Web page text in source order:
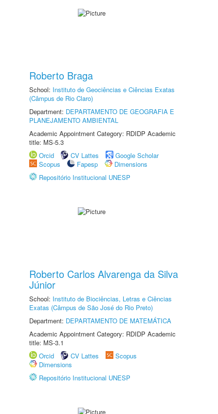
Roberto Braga
School: Instituto de Geociências e Ciências Exatas
(Câmpus de Rio Claro)
Department: DEPARTAMENTO DE GEOGRAFIA E
PLANEJAMENTO AMBIENTAL
Academic Appointment Category: RDIDP Academic
title: MS-5.3
Orcid
CV Lattes
Google Scholar
Scopus
Fapesp
Dimensions
Repositório Institucional UNESP
Roberto Carlos Alvarenga da Silva
Júnior
School: Instituto de Biociências, Letras e Ciências
Exatas (Câmpus de São José do Rio Preto)
Department: DEPARTAMENTO DE MATEMÁTICA
Academic Appointment Category: RDIDP Academic
title: MS-3.1
Orcid
CV Lattes
Scopus
Dimensions
Repositório Institucional UNESP